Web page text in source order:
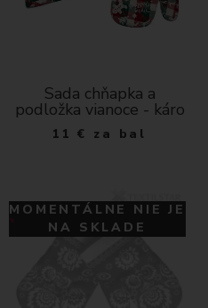
Sada chňapka a
podložka vianoce - káro
11 € za bal
MOMENTÁLNE NIE JE
NA SKLADE